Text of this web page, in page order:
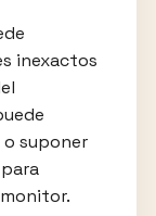
inexactos
suponer